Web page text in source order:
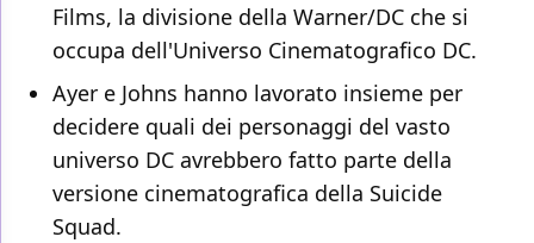
Films, la divisione della Warner/DC che si
occupa dell'Universo Cinematografico DC.
Ayer e Johns hanno lavorato insieme per
decidere quali dei personaggi del vasto
universo DC avrebbero fatto parte della
versione cinematografica della Suicide
Squad.